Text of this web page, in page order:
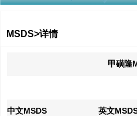
MSDS>详情
甲磺隆
中文MSDS 英文